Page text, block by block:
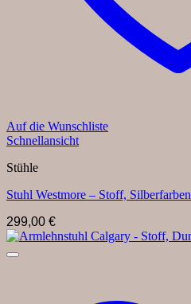
Auf die Wunschliste
Schnellansicht
Stühle
Stuhl Westmore – Stoff, Silberfarben
299,00 €